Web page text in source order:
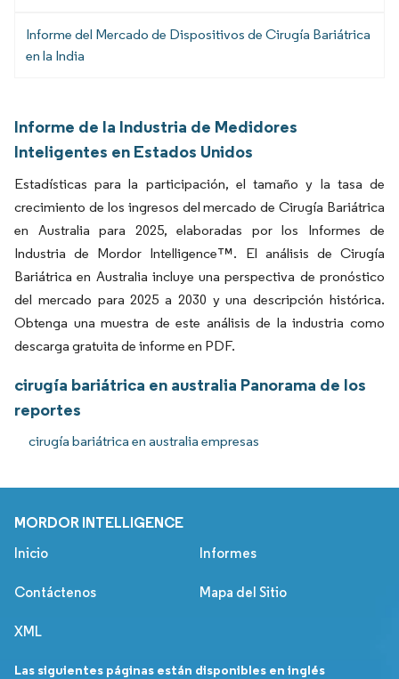
Informe del Mercado de Dispositivos de Cirugía Bariátrica
en la India
Informe de la Industria de Medidores
Inteligentes en Estados Unidos
Estadísticas para la participación, el tamaño y la tasa de
crecimiento de los ingresos del mercado de Cirugía Bariátrica
en Australia para 2025, elaboradas por los Informes de
Industria de Mordor Intelligence™. El análisis de Cirugía
Bariátrica en Australia incluye una perspectiva de pronóstico
del mercado para 2025 a 2030 y una descripción histórica.
Obtenga una muestra de este análisis de la industria como
descarga gratuita de informe en PDF.
cirugía bariátrica en australia Panorama de los
reportes
cirugía bariátrica en australia empresas
MORDOR INTELLIGENCE
Inicio Informes
Contáctenos Mapa del Sitio
XML
Las siguientes páginas están disponibles en inglés